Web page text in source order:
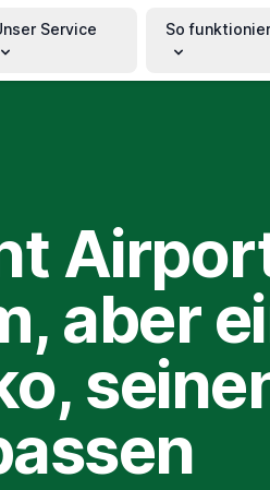
Service So
aber